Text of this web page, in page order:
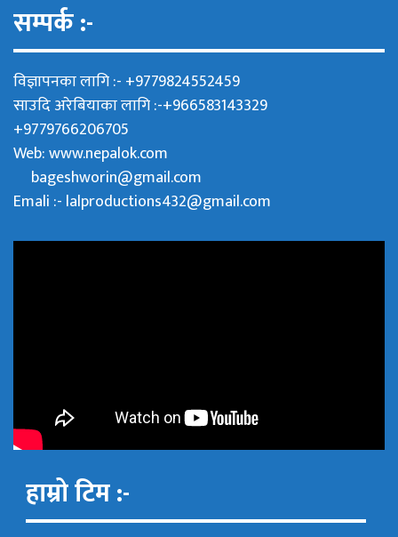
सम्पर्क :-
विज्ञापनका लागि :- +9779824552459
साउदि अरेबियाका लागि :-+966583143329
+9779766206705
Web:www.nepalok.com
bageshworin@gmail.com
Emali :- lalproductions432@gmail.com
हाम्रो टिम :-